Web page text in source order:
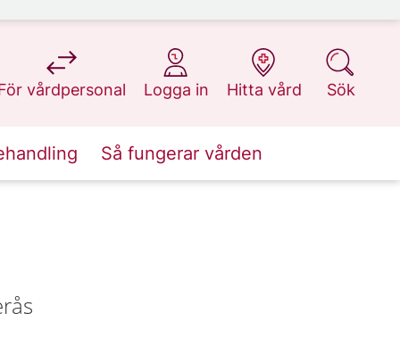
vårdpersonal
på 1177.se
Logga in
på 1177.se
Hitta vård
på 1177.se
Sök
på 1177.se
Så fungerar vården